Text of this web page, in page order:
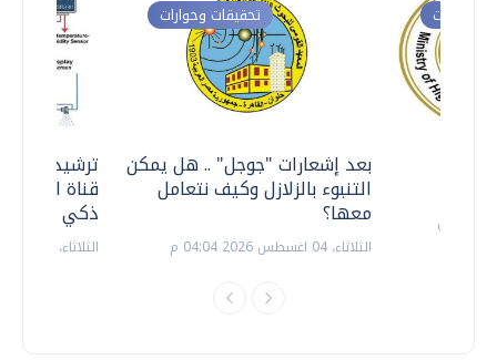
ترشيدا
قناة
ذكي
الثلاثاء، 14 يوليو 2026 06:11 م
تحقيقات وحوارات
بعد إشعارات "جوجل" .. هل يمكن
التنبوء بالزلازل وكيف نتعامل
معها؟
الثلاثاء، 04 اغسطس 2026 04:04 م
وحوارات